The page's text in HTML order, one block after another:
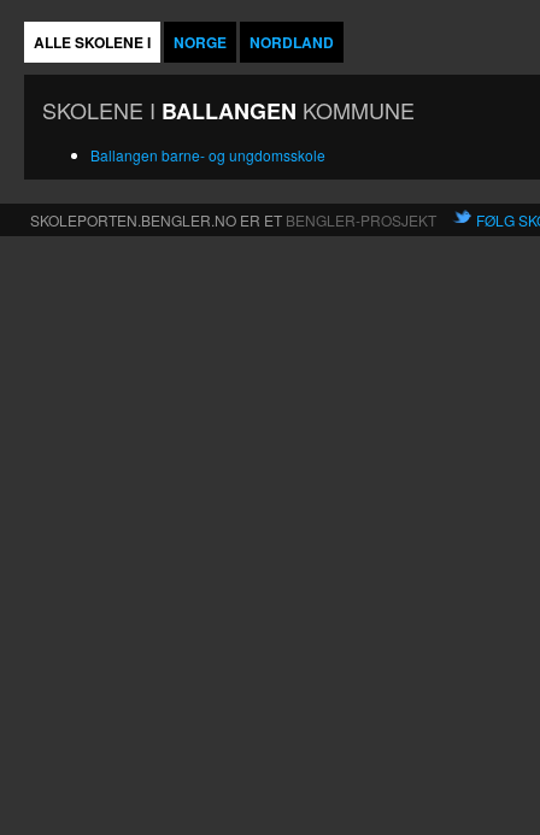
ALLE SKOLENE I NORGE NORDLAND
SKOLENE I BALLANGEN KOMMUNE
Ballangen barne- og ungdomsskole
SKOLEPORTEN.BENGLER.NO ER ET BENGLER-PROSJEKT FØLG